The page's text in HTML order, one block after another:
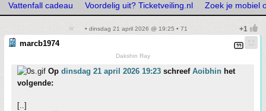
Vattenfall cadeau Voordelig uit? Ticketveiling.nl Zoek je mobiel
• dinsdag 21 april 2026 @ 19:25 • 71
marcb1974
Dakshin Ray
Op dinsdag 21 april 2026 19:23 schreef Aoibhin het
volgende:
[..]